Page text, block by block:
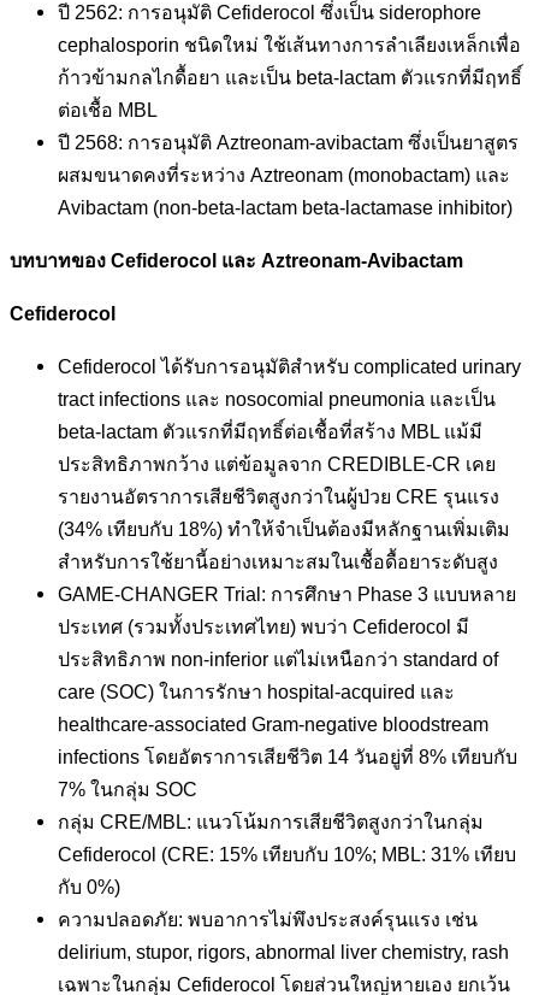
ปี 2562: การอนุมัติ Cefiderocol ซึ่งเป็น siderophore
cephalosporin ชนิดใหม่ ใช้เส้นทางการลำเลียงเหล็กเพื่อ
ก้าวข้ามกลไกดื้อยา และเป็น beta-lactam ตัวแรกที่มีฤทธิ์
ต่อเชื้อ MBL
ปี 2568: การอนุมัติ Aztreonam-avibactam ซึ่งเป็นยาสูตร
ผสมขนาดคงที่ระหว่าง Aztreonam (monobactam) และ
Avibactam (non-beta-lactam beta-lactamase inhibitor)
บทบาทของ Cefiderocol และ Aztreonam-Avibactam
Cefiderocol
Cefiderocol ได้รับการอนุมัติสำหรับ complicated urinary
tract infections และ nosocomial pneumonia และเป็น
beta-lactam ตัวแรกที่มีฤทธิ์ต่อเชื้อที่สร้าง MBL แม้มี
ประสิทธิภาพกว้าง แต่ข้อมูลจาก CREDIBLE-CR เคย
รายงานอัตราการเสียชีวิตสูงกว่าในผู้ป่วย CRE รุนแรง
(34% เทียบกับ 18%) ทำให้จำเป็นต้องมีหลักฐานเพิ่มเติม
สำหรับการใช้ยานี้อย่างเหมาะสมในเชื้อดื้อยาระดับสูง
GAME-CHANGER Trial: การศึกษา Phase 3 แบบหลาย
ประเทศ (รวมทั้งประเทศไทย) พบว่า Cefiderocol มี
ประสิทธิภาพ non-inferior แต่ไม่เหนือกว่า standard of
care (SOC) ในการรักษา hospital-acquired และ
healthcare-associated Gram-negative bloodstream
infections โดยอัตราการเสียชีวิต 14 วันอยู่ที่ 8% เทียบกับ
7% ในกลุ่ม SOC
กลุ่ม CRE/MBL: แนวโน้มการเสียชีวิตสูงกว่าในกลุ่ม
Cefiderocol (CRE: 15% เทียบกับ 10%; MBL: 31% เทียบ
กับ 0%)
ความปลอดภัย: พบอาการไม่พึงประสงค์รุนแรง เช่น
delirium, stupor, rigors, abnormal liver chemistry, rash
เฉพาะในกลุ่ม Cefiderocol โดยส่วนใหญ่หายเอง ยกเว้น